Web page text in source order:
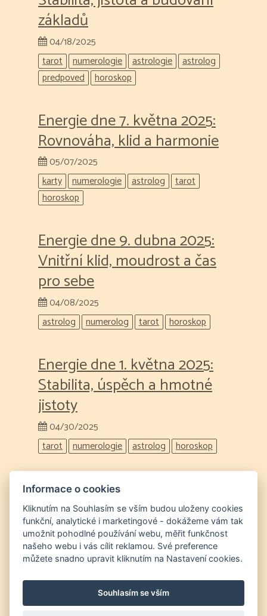
základů
04/18/2025
tarot
numerologie astrologie
astrolog
predpoved
horoskop
Energie dne 7. května 2025:
Rovnováha, klid a harmonie
05/07/2025
karty
numerologie astrolog
tarot
horoskop
Energie dne 9. dubna 2025:
Vnitřní klid, moudrost a čas
pro sebe
04/08/2025
astrolog
numerolog tarot horoskop
Energie dne 1. května 2025:
Stabilita, úspěch a hmotné
jistoty
04/30/2025
tarot
numerologie astrolog horoskop
Předpověď na 17.4.2025: Den
kreativity, komunikace a
radosti
04/17/2025
horoskop zverokruh
Informace o cookies
Kliknutím na Souhlasím se vším budou uloženy cookies
funkční, analytické i marketingové - dokážeme vám tak
umožnit pohodlné používání webu, měřit funkčnost
našeho webu i vás cílit reklamou. Své preference
můžete snadno upravit kliknutím na Nastavení cookies.
Souhlasím se vším